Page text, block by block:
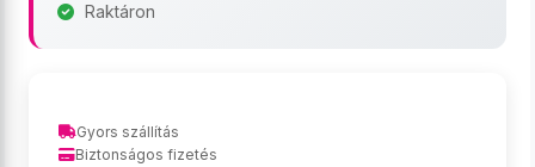
Raktáron
Gyors szállítás
Biztonságos fizetés